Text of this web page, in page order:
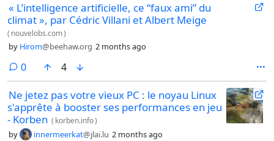
« L’intelligence artificielle, ce “faux ami” du
climat », par Cédric Villani et Albert Meige
( nouvelobs.com)
by Hirom@beehaw.org 2 months ago
0comments
4
Ne jetez pas votre vieux PC : le noyau Linux
s'apprête à booster ses performances en jeu
- Korben ( korben.info)
by innermeerkat@jlai.lu 2 months ago